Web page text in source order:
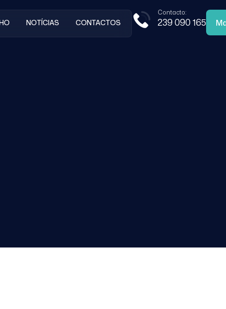
NOTÍCIAS CONTACTOS
Contacto:
239 090 165